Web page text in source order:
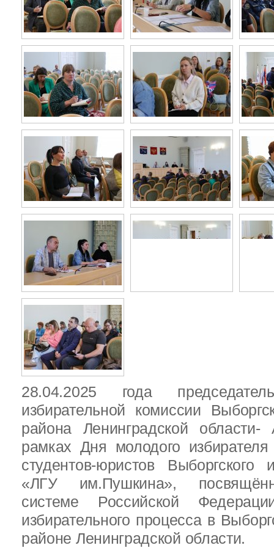
28.04.2025 года
избирательной комиссии
района Ленинградской
рамках Дня молодого
студентов-юристов Выборгского
«ЛГУ им.Пушкина»,
системе Российской
избирательного процесса в
районе Ленинградской области.